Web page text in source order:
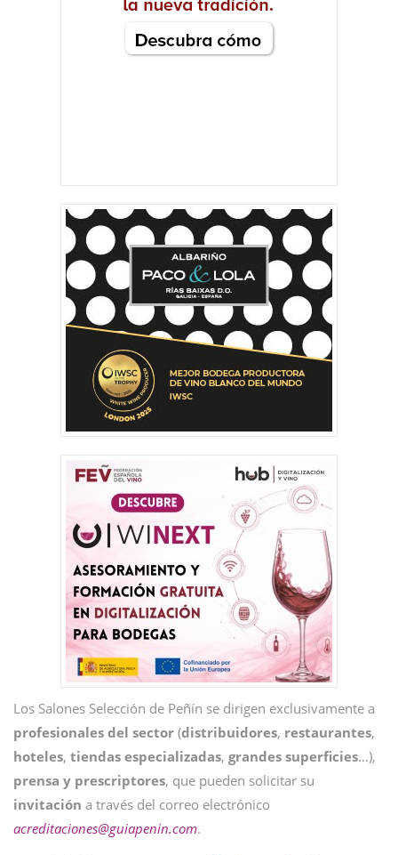
Los Salones Selección de Peñín se dirigen exclusivamente a
profesionales del sector (distribuidores, restaurantes,
hoteles, tiendas especializadas, grandes superficies…),
prensa y prescriptores, que pueden solicitar su
invitación a través del correo electrónico
acreditaciones@guiapenin.com.